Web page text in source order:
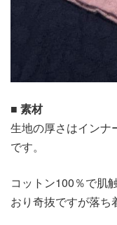
■ 素材
生地の厚さはインナ
です。
コットン100％で肌
おり奇抜ですが落ち